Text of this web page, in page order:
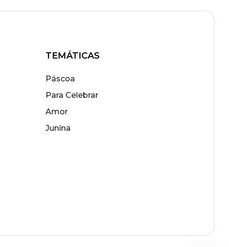
TEMÁTICAS
Páscoa
Para Celebrar
Amor
Junina